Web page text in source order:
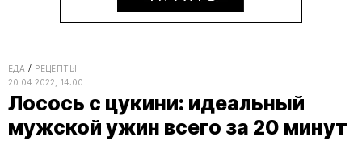
ЕДА
РЕЦЕПТЫ
20.04.2022, 14:00
Лосось с цукини: идеальный
мужской ужин всего за 20 минут